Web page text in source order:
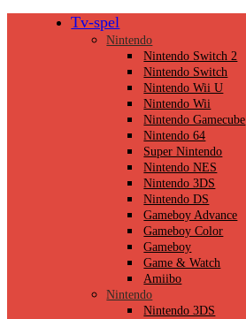
Tv-spel
Nintendo
Nintendo Switch 2
Nintendo Switch
Nintendo Wii U
Nintendo Wii
Nintendo Gamecube
Nintendo 64
Super Nintendo
Nintendo NES
Nintendo 3DS
Nintendo DS
Gameboy Advance
Gameboy Color
Gameboy
Game & Watch
Amiibo
Nintendo
Nintendo 3DS